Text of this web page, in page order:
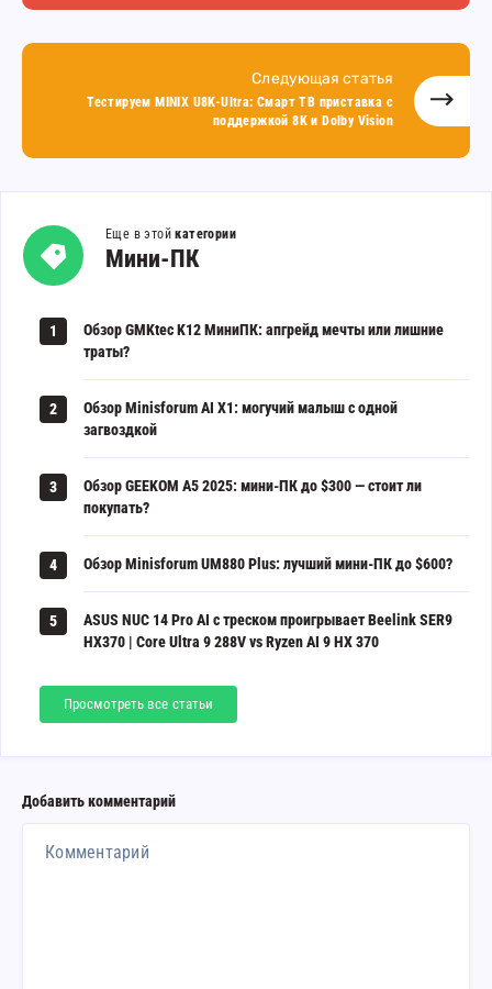
Следующая статья
Тестируем MINIX U8K-Ultra: Смарт ТВ приставка с
поддержкой 8K и Dolby Vision
Еще в этойкатегории
Мини-ПК
Мини-
ПК
1
Обзор GMKtec K12 МиниПК: апгрейд мечты или лишние
траты?
2
Обзор Minisforum AI X1: могучий малыш с одной
загвоздкой
3
Обзор GEEKOM A5 2025: мини-ПК до $300 — стоит ли
покупать?
4 Обзор Minisforum UM880 Plus: лучший мини-ПК до $600?
5
ASUS NUC 14 Pro AI с треском проигрывает Beelink SER9
HX370 | Core Ultra 9 288V vs Ryzen AI 9 HX 370
Просмотреть все статьи
Добавить комментарий